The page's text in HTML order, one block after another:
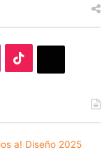
a! Diseño 2025